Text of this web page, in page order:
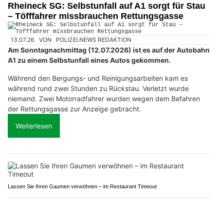
Rheineck SG: Selbstunfall auf A1 sorgt für Stau
– Töfffahrer missbrauchen Rettungsgasse
13.07.26 VON POLIZEI.NEWS REDAKTION
Am Sonntagnachmittag (12.07.2026) ist es auf der Autobahn
A1 zu einem Selbstunfall eines Autos gekommen.
Während den Bergungs- und Reinigungsarbeiten kam es
während rund zwei Stunden zu Rückstau. Verletzt wurde
niemand. Zwei Motorradfahrer wurden wegen dem Befahren
der Rettungsgasse zur Anzeige gebracht.
Weiterlesen
Lassen Sie Ihren Gaumen verwöhnen – im Restaurant Timeout